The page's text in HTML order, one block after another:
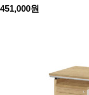
451,000원